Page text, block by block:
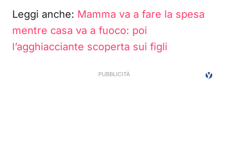
Leggi anche: Mamma va a fare la spesa
mentre casa va a fuoco: poi
l’agghiacciante scoperta sui figli